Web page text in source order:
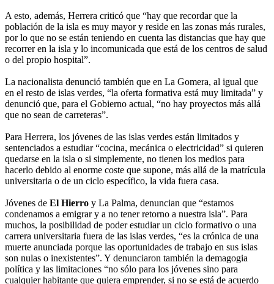
A esto, además, Herrera criticó que “hay que recordar que la
población de la isla es muy mayor y reside en las zonas más rurales,
por lo que no se están teniendo en cuenta las distancias que hay que
recorrer en la isla y lo incomunicada que está de los centros de salud
o del propio hospital”.
La nacionalista denunció también que en La Gomera, al igual que
en el resto de islas verdes, “la oferta formativa está muy limitada” y
denunció que, para el Gobierno actual, “no hay proyectos más allá
que no sean de carreteras”.
Para Herrera, los jóvenes de las islas verdes están limitados y
sentenciados a estudiar “cocina, mecánica o electricidad” si quieren
quedarse en la isla o si simplemente, no tienen los medios para
hacerlo debido al enorme coste que supone, más allá de la matrícula
universitaria o de un ciclo específico, la vida fuera casa.
Jóvenes de El Hierro y La Palma, denuncian que “estamos
condenamos a emigrar y a no tener retorno a nuestra isla”. Para
muchos, la posibilidad de poder estudiar un ciclo formativo o una
carrera universitaria fuera de las islas verdes, “es la crónica de una
muerte anunciada porque las oportunidades de trabajo en sus islas
son nulas o inexistentes”. Y denunciaron también la demagogia
política y las limitaciones “no sólo para los jóvenes sino para
cualquier habitante que quiera emprender, si no se está de acuerdo